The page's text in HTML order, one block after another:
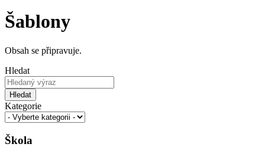
Šablony
Obsah se připravuje.
Hledat
Hledat
Kategorie
Škola